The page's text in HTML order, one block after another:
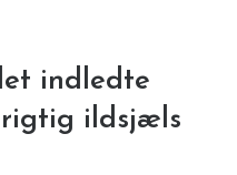
indledte
rigtig ildsjæls